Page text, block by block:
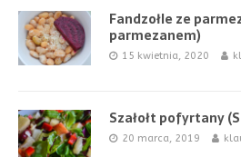
Fandzołle ze
parmezanem)
15 kwietnia, 2020
Szałołt pofyrtany
20 marca, 2019